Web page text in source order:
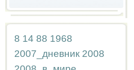
8 14 88 1968
2007_дневник 2008